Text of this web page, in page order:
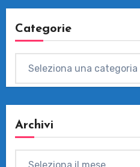
Categorie
Archivi